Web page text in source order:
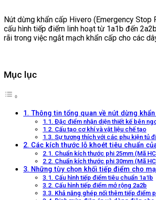
Nút dừng khẩn cấp Hivero (Emergency
cấu hình tiếp điểm linh hoạt từ 1a1b đến
rãi trong việc ngắt mạch khẩn cấp cho các
Mục lục
1. Thông tin tổng quan về nút dừng
1.1. Đặc điểm nhận diện thiết kế bên
1.2. Cấu tạo cơ khí và vật liệu chế tạo
1.3. Sự tương thích với các phụ kiện tủ
2. Các kích thước lỗ khoét tiêu chuẩn
2.1. Chuẩn kích thước phi 25mm (Mã
2.2. Chuẩn kích thước phi 30mm (Mã
3. Những tùy chọn khối tiếp điểm cho
3.1. Cấu hình tiếp điểm tiêu chuẩn 1a1b
3.2. Cấu hình tiếp điểm mở rộng 2a2b
3.3. Khả năng ghép nối thêm tiếp điểm